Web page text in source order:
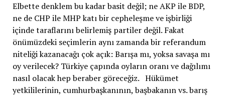
Elbette denklem bu kadar basit değil; ne AKP ile BDP,
ne de CHP ile MHP katı bir cepheleşme ve işbirliği
içinde taraflarını belirlemiş partiler değil. Fakat
önümüzdeki seçimlerin aynı zamanda bir referandum
niteliği kazanacağı çok açık: Barışa mı, yoksa savaşa mı
oy verilecek? Türkiye çapında oyların oranı ve dağılımı
nasıl olacak hep beraber göreceğiz. Hükümet
yetkililerinin, cumhurbaşkanının, başbakanın vs. barış